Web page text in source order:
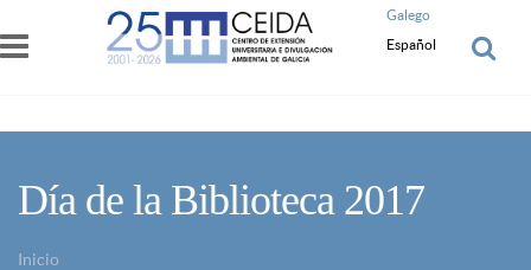
Pasar al contenido principal
Galego
Español
Día de la Biblioteca 2017
Inicio